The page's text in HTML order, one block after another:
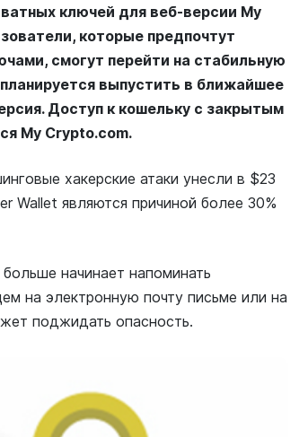
ключей для веб-версии My
которые предпочтут
смогут перейти на стабильную
выпустить в ближайшее
Доступ к кошельку с закрытым
My Crypto.com.
хакерские атаки унесли в $23
Wallet являются причиной более 30%
начинает напоминать
на электронную почту письме или на
поджидать опасность.